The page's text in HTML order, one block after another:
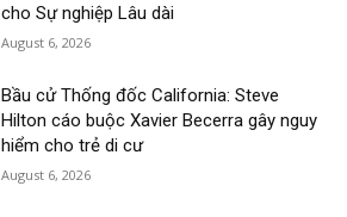
cho Sự nghiệp Lâu dài
August 6, 2026
Bầu cử Thống đốc California: Steve
Hilton cáo buộc Xavier Becerra gây nguy
hiểm cho trẻ di cư
August 6, 2026